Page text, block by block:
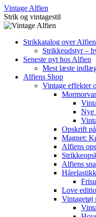
Skip
to
content
Vintage Alfien
Strik og vintagestil
Strikkatalog over
Strikkeudstyr –
Seneste nyt hos Alfien
Mest læste
Alfiens Shop
Vintage effekter
Nye
Opskrift
Magnet:
Alfiens
Alfiens
Love
Vintagetøj